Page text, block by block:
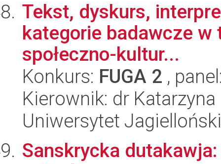
Tekst, dyskurs,
kategorie badawcze
społeczno-kultur...
Konkurs: FUGA 2 ,
Kierownik: dr
Uniwersytet
Sanskrycka